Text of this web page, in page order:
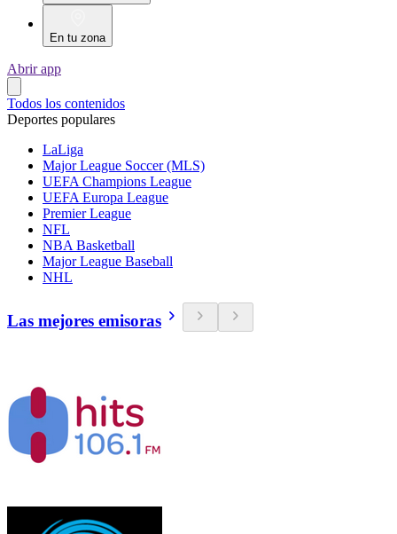
En tu zona
Abrir app
Todos los contenidos
Deportes populares
LaLiga
Major League Soccer (MLS)
UEFA Champions League
UEFA Europa League
Premier League
NFL
NBA Basketball
Major League Baseball
NHL
Las mejores emisoras